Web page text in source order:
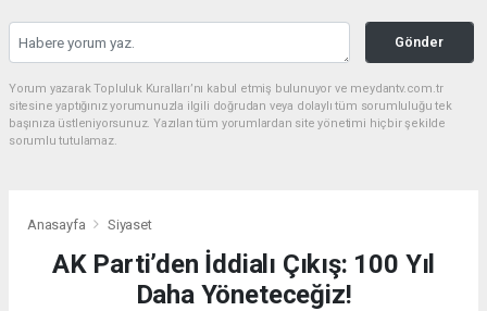
Gönder
Yorum yazarak Topluluk Kuralları’nı kabul etmiş bulunuyor ve meydantv.com.tr
sitesine yaptığınız yorumunuzla ilgili doğrudan veya dolaylı tüm sorumluluğu tek
başınıza üstleniyorsunuz. Yazılan tüm yorumlardan site yönetimi hiçbir şekilde
sorumlu tutulamaz.
Anasayfa Siyaset
AK Parti’den İddialı Çıkış: 100 Yıl
Daha Yöneteceğiz!